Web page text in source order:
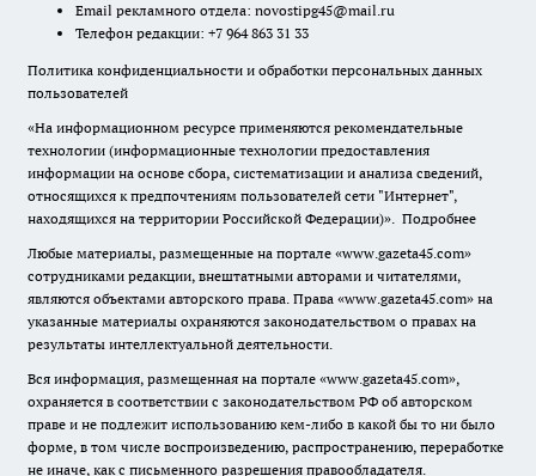
Email рекламного отдела: novostipg45@mail.ru
Телефон редакции: +7 964 863 31 33
Политика конфиденциальности и обработки персональных данных
пользователей
«На информационном ресурсе применяются рекомендательные
технологии (информационные технологии предоставления
информации на основе сбора, систематизации и анализа сведений,
относящихся к предпочтениям пользователей сети "Интернет",
находящихся на территории Российской Федерации)». Подробнее
Любые материалы, размещенные на портале «www.gazeta45.com»
сотрудниками редакции, внештатными авторами и читателями,
являются объектами авторского права. Права «www.gazeta45.com» на
указанные материалы охраняются законодательством о правах на
результаты интеллектуальной деятельности.
Вся информация, размещенная на портале «www.gazeta45.com»,
охраняется в соответствии с законодательством РФ об авторском
праве и не подлежит использованию кем-либо в какой бы то ни было
форме, в том числе воспроизведению, распространению, переработке
не иначе, как с письменного разрешения правообладателя.